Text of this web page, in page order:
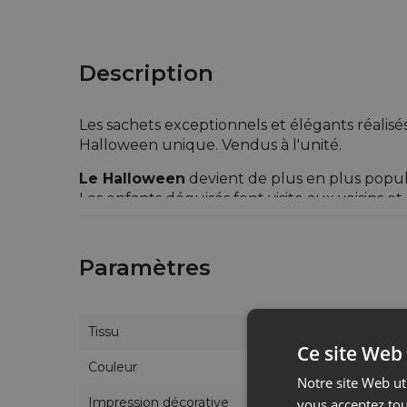
Description
Les sachets exceptionnels et élégants
Halloween unique. Vendus à l'unité.
Le Halloween devient de plus en plus
Les enfants déguisés font visite aux voisins
Vous permettent d'offrir aux enfants des
Tous nos sachets sont faits à la main.
celui indiqué sur les photos.
Paramètres
Tissu
Couleur
Impression décorative
Ce site
Notre site Web